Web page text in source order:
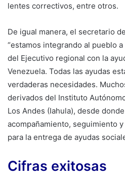
lentes correctivos, entre otros.
De igual manera, el secretario
“estamos integrando al pueblo
del Ejecutivo regional con la
Venezuela. Todas las ayudas
verdaderas necesidades.
derivados del Instituto
Los Andes (Iahula), desde
acompañamiento, seguimiento
para la entrega de ayudas
Cifras exitosas